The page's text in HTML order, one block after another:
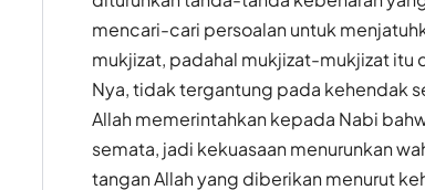
mencari-cari persoalan untuk
mukjizat, padahal mukjizat-mukjizat itu
Nya, tidak tergantung pada kehendak
Allah memerintahkan kepada Nabi
semata, jadi kekuasaan menurunkan
tangan Allah yang diberikan menurut